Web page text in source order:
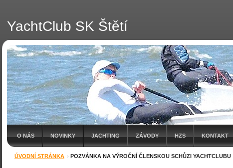
YachtClub SK Štětí
O NÁS NOVINKY JACHTING ZÁVODY HZS KONTAKT
ÚVODNÍ STRÁNKA POZVÁNKA NA VÝROČNÍ ČLENSKOU SCHŮZI YACHTCLUBU